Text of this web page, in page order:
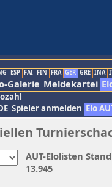
ESP FAI FIN FRA GER GRE INA
Galerie Meldekartei
Spieler anmelden Elo
AUT-Elolisten
13.945